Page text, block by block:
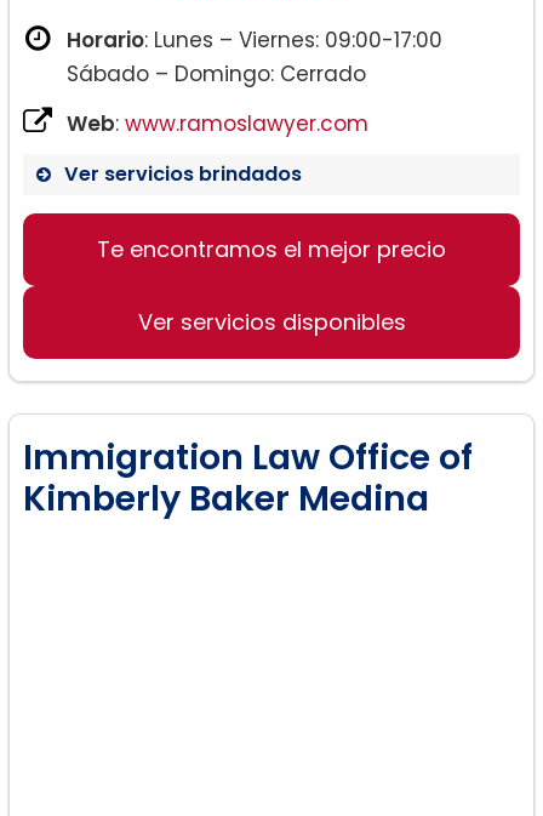
Horario: Lunes – Viernes: 09:00-17:00
Sábado – Domingo: Cerrado
Web: www.ramoslawyer.com
Ver servicios brindados
Te encontramos el mejor precio
Ver servicios disponibles
Immigration Law Office of
Kimberly Baker Medina